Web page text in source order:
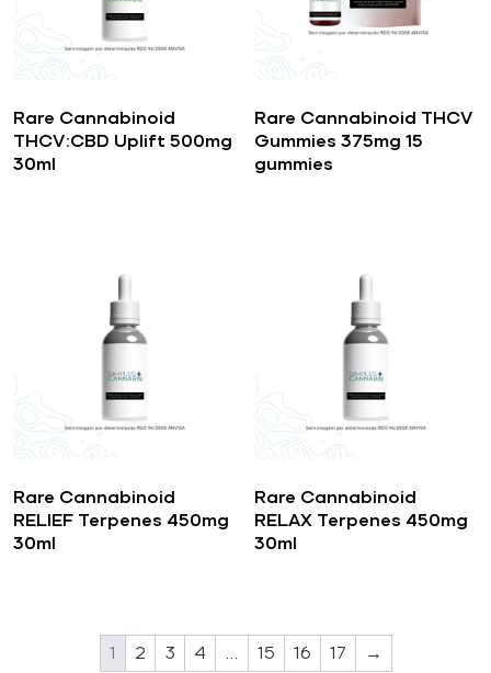
Rare Cannabinoid
THCV:CBD Uplift 500mg
30ml
Rare Cannabinoid THCV
Gummies 375mg 15
gummies
Rare Cannabinoid
RELIEF Terpenes 450mg
30ml
Rare Cannabinoid
RELAX Terpenes 450mg
30ml
1 2 3 4 15 16 17 →